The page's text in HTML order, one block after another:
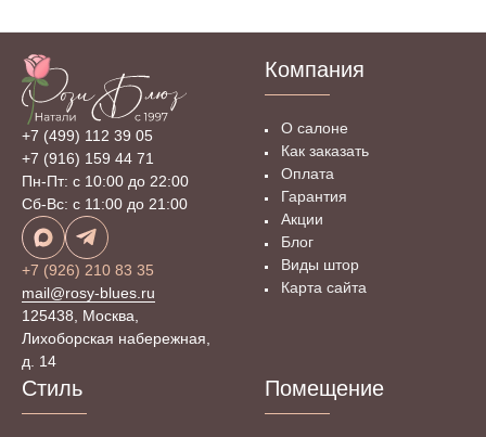
+7 (499) 112 39 05
+7 (916) 159 44 71
Пн-Пт: с 10:00 до 22:00
Сб-Вс: с 11:00 до 21:00
+7 (926) 210 83 35
mail@rosy-blues.ru
125438, Москва,
Лихоборская набережная,
д. 14
Компания
О салоне
Как заказать
Оплата
Гарантия
Акции
Блог
Виды штор
Карта сайта
Стиль Помещение